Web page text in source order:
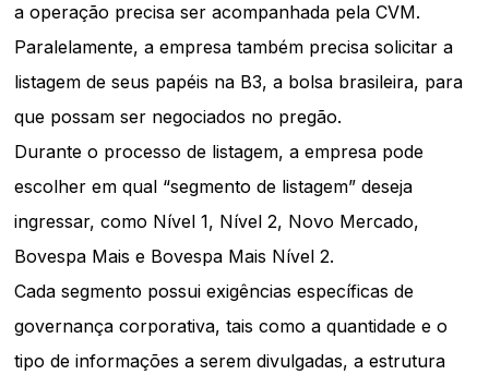
a operação precisa ser acompanhada pela CVM.
Paralelamente, a empresa também precisa solicitar a
listagem de seus papéis na B3, a bolsa brasileira, para
que possam ser negociados no pregão.
Durante o processo de listagem, a empresa pode
escolher em qual “segmento de listagem” deseja
ingressar, como Nível 1, Nível 2, Novo Mercado,
Bovespa Mais e Bovespa Mais Nível 2.
Cada segmento possui exigências específicas de
governança corporativa, tais como a quantidade e o
tipo de informações a serem divulgadas, a estrutura